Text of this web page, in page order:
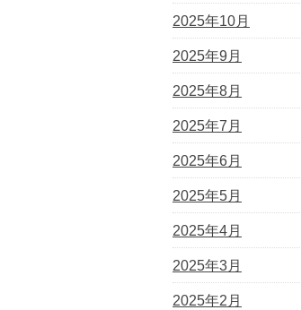
2025年10月
2025年9月
2025年8月
2025年7月
2025年6月
2025年5月
2025年4月
2025年3月
2025年2月